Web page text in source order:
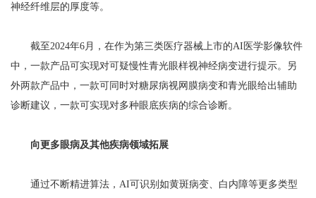
神经纤维层的厚度等。
截至2024年6月，在作为第三类医疗器械上市的AI医学影像软件
中，一款产品可实现对可疑慢性青光眼样视神经病变进行提示。另
外两款产品中，一款可同时对糖尿病视网膜病变和青光眼给出辅助
诊断建议，一款可实现对多种眼底疾病的综合诊断。
向更多眼病及其他疾病领域拓展
通过不断精进算法，AI可识别如黄斑病变、白内障等更多类型